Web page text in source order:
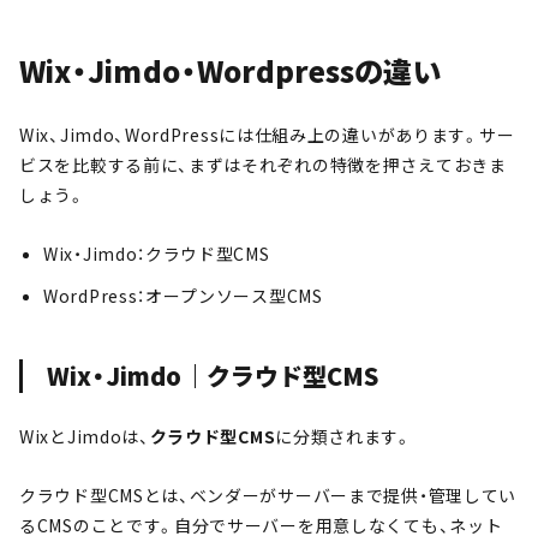
Wix・Jimdo・Wordpressの違い
Wix、Jimdo、WordPressには仕組み上の違いがあります。サー
ビスを比較する前に、まずはそれぞれの特徴を押さえておきま
しょう。
Wix・Jimdo：クラウド型CMS
WordPress：オープンソース型CMS
Wix・Jimdo｜クラウド型CMS
WixとJimdoは、 クラウド型CMSに分類されます。
クラウド型CMSとは、ベンダーがサーバーまで提供・管理してい
るCMSのことです。自分でサーバーを用意しなくても、ネット